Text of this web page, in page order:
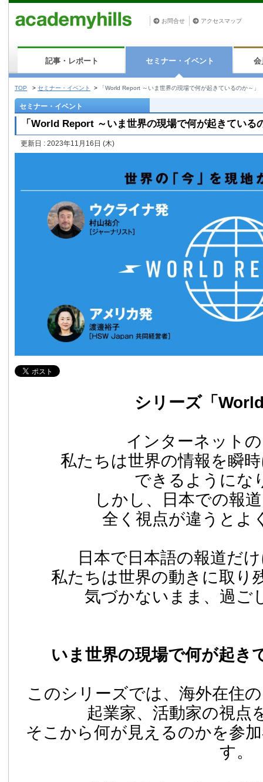
お問合せ アクセスマップ
記事・レポート セミナー・イベント 会
TOP > セミナー・イベント > 「World Report ～いま世界の現場で何が起きているのか～」
セミナー・イベント
「World Report ～いま世界の現場で何が起きている
更新日 : 2023年11月16日 (木)
シリーズ「
インターネット
私たちは世界の情報を瞬
できるようにな
しかし、日本での報
全く視点が違うとよ
日本で日本語の報道だ
私たちは世界の動きに取り
気づかないまま、過ご
いま世界の現場で何が起き
このシリーズでは、 海外在住
起業家、活動家の視点
そこから何が見えるのかを参
す。